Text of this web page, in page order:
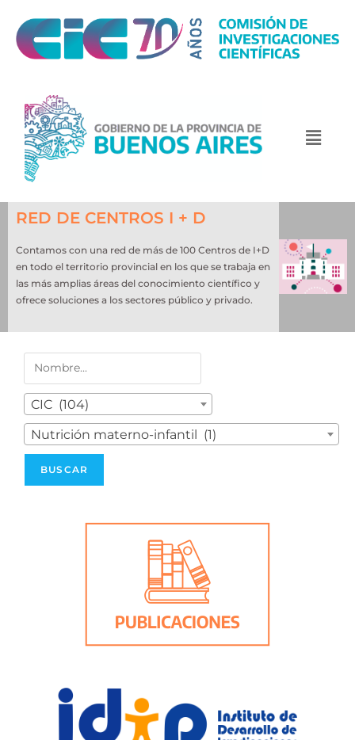
RED DE CENTROS I + D
Contamos con una red de más de 100 Centros de I+D
en todo el territorio provincial en los que se trabaja en
las más amplias áreas del conocimiento científico y
ofrece soluciones a los sectores público y privado.
CIC (104)
Nutrición materno-infantil (1)